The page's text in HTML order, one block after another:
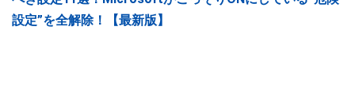
設定”を全解除！【最新版】